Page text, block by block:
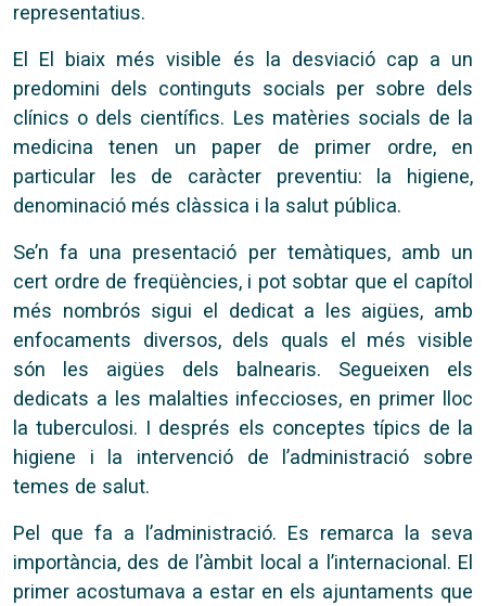
representatius.
El El biaix més visible és la desviació cap a un
predomini dels continguts socials per sobre dels
clínics o dels científics. Les matèries socials de la
medicina tenen un paper de primer ordre, en
particular les de caràcter preventiu: la higiene,
denominació més clàssica i la salut pública.
Se’n fa una presentació per temàtiques, amb un
cert ordre de freqüències, i pot sobtar que el capítol
més nombrós sigui el dedicat a les aigües, amb
enfocaments diversos, dels quals el més visible
són les aigües dels balnearis. Segueixen els
dedicats a les malalties infeccioses, en primer lloc
la tuberculosi. I després els conceptes típics de la
higiene i la intervenció de l’administració sobre
temes de salut.
Pel que fa a l’administració. Es remarca la seva
importància, des de l’àmbit local a l’internacional. El
primer acostumava a estar en els ajuntaments que